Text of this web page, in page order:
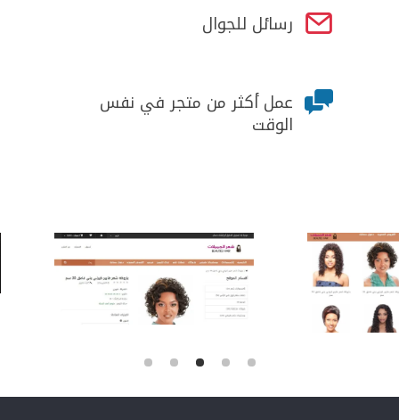
 رسائل للجوال
 عمل أكثر من متجر في نفس
الوقت